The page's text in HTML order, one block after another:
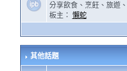
分享飲食、烹飪、旅遊
板主： 懶蛇
其他話題